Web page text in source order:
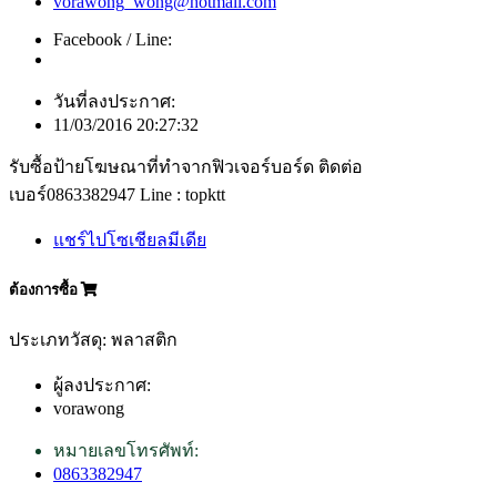
Facebook / Line:
วันที่ลงประกาศ:
11/03/2016 20:27:32
รับซื้อป้ายโฆษณาที่ทำจากฟิวเจอร์บอร์ด ติดต่อ
เบอร์0863382947 Line : topktt
แชร์ไปโซเชียลมีเดีย
ต้องการซื้อ
ประเภทวัสดุ: พลาสติก
ผู้ลงประกาศ:
vorawong
หมายเลขโทรศัพท์:
0863382947